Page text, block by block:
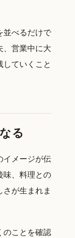
並べるだけで
、営業中に大
ていくこと
る
イメージが伝
味、料理との
が生まれま
のことを確認